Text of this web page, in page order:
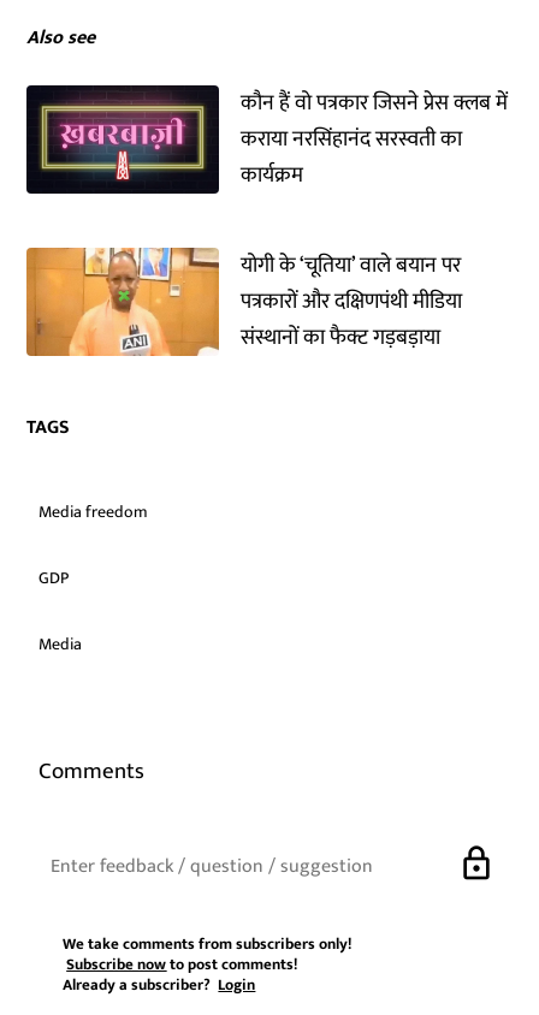
Also see
कौन हैं वो पत्रकार जिसने प्रेस क्लब में
कराया नरसिंहानंद सरस्वती का
कार्यक्रम
योगी के ‘चूतिया’ वाले बयान पर
पत्रकारों और दक्षिणपंथी मीडिया
संस्थानों का फैक्ट गड़बड़ाया
TAGS
Media freedom
GDP
Media
Comments
lock
We take comments from subscribers only!
Subscribe nowto post comments!
Already a subscriber?Login